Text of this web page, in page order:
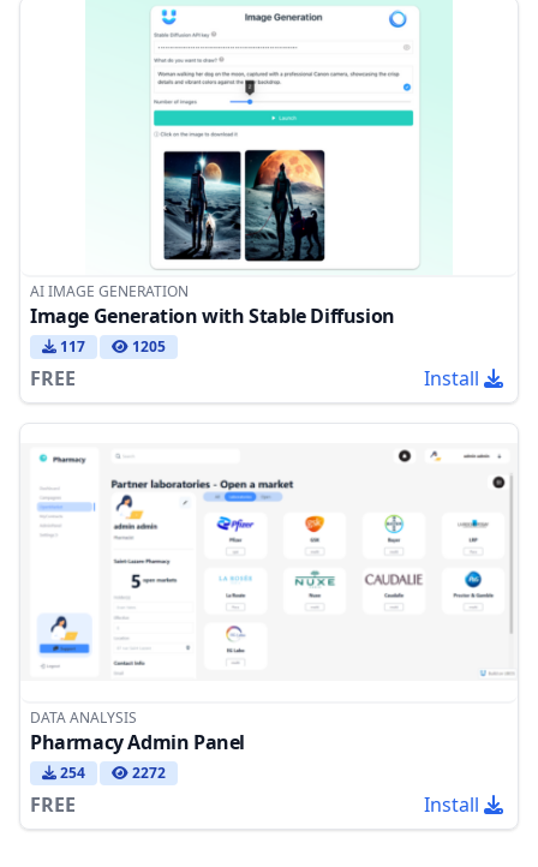
AI IMAGE GENERATION
Image Generation with Stable Diffusion
117 1205
FREE Install
DATA ANALYSIS
Pharmacy Admin Panel
254 2272
FREE Install